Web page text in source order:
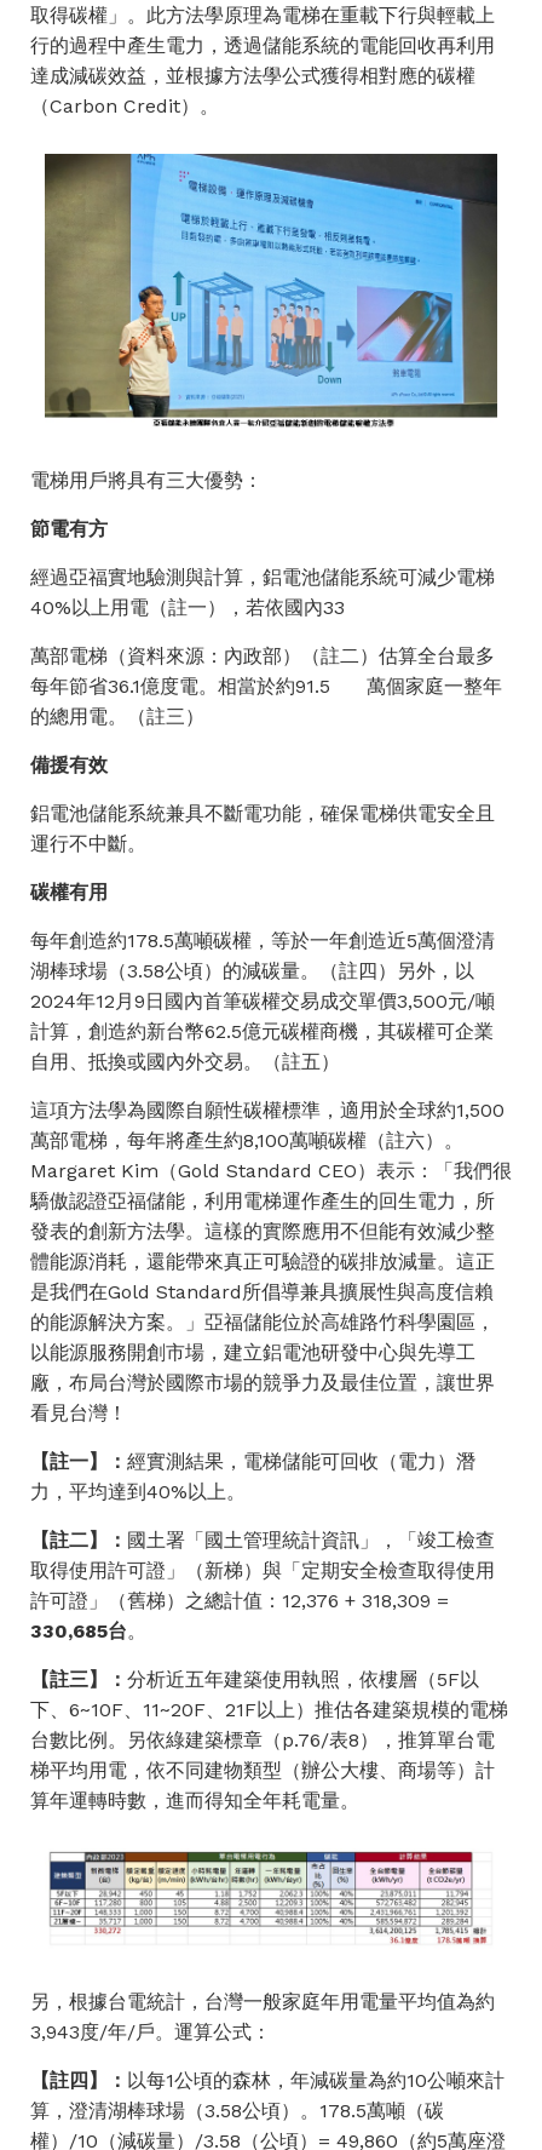
取得碳權 」。此方法學原理為電梯在重載下行與輕載上
行的過程中產生電力，透過儲能系統的電能回收再利用
達成減碳效益，並根據方法學公式獲得相對應的碳權
（Carbon Credit）。
電梯用戶將具有三大優勢：
節電有方
經過亞福實地驗測與計算，鋁電池儲能系統可減少電梯
40%以上用電（註一），若依國內33
萬部電梯（資料來源：內政部）（註二）估算全台最多
每年節省36.1億度電。相當於約91.5 萬個家庭一整年
的總用電。（註三）
備援有效
鋁電池儲能系統兼具不斷電功能，確保電梯供電安全且
運行不中斷。
碳權有用
每年創造約178.5萬噸碳權，等於一年創造近5萬個澄清
湖棒球場（3.58公頃）的減碳量。（註四）另外，以
2024年12月9日國內首筆碳權交易成交單價3,500元/噸
計算，創造約新台幣62.5億元碳權商機，其碳權可企業
自用、抵換或國內外交易。（註五）
這項方法學為國際自願性碳權標準，適用於全球約1,500
萬部電梯，每年將產生約8,100萬噸碳權（註六）。
Margaret Kim（Gold Standard CEO）表示：「我們很
驕傲認證亞福儲能，利用電梯運作產生的回生電力，所
發表的創新方法學。這樣的實際應用不但能有效減少整
體能源消耗，還能帶來真正可驗證的碳排放減量。這正
是我們在Gold Standard所倡導兼具擴展性與高度信賴
的能源解決方案。」亞福儲能位於高雄路竹科學園區，
以能源服務開創市場，建立鋁電池研發中心與先導工
廠，布局台灣於國際市場的競爭力及最佳位置，讓世界
看見台灣！
【註一】： 經實測結果，電梯儲能可回收（電力）潛
力，平均達到40%以上。
【註二】： 國土署「國土管理統計資訊 」，「竣工檢查
取得使用許可證」（新梯）與「定期安全檢查取得使用
許可證」（舊梯）之總計值：12,376 + 318,309 =
330,685台。
【註三】： 分析近五年建築使用執照，依樓層（5F以
下、6~10F、11~20F、21F以上）推估各建築規模的電梯
台數比例。另依綠建築標章 （p.76/表8），推算單台電
梯平均用電，依不同建物類型（辦公大樓、商場等）計
算年運轉時數，進而得知全年耗電量。
另，根據台電統計，台灣一般家庭年用電量平均值為約
3,943度/年/戶。運算公式：
【註四】： 以每1公頃的森林，年減碳量為約10公噸來計
算，澄清湖棒球場（3.58公頃）。178.5萬噸（碳
權）/10（減碳量）/3.58（公頃）= 49,860（約5萬座澄